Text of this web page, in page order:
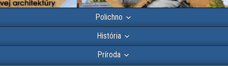
Polichno
História
Príroda